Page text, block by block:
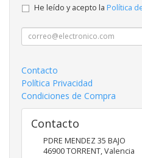
He leído y acepto la Política
Contacto
Política Privacidad
Condiciones de Compra
Contacto
PDRE MENDEZ 35 BAJO
46900TORRENT,Valencia